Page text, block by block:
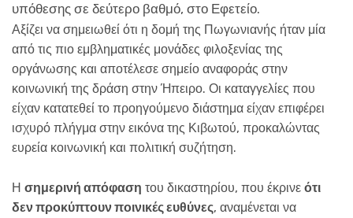
υπόθεσης σε δεύτερο βαθμό, στο Εφετείο.
Αξίζει να σημειωθεί ότι η δομή της Πωγωνιανής ήταν μία
από τις πιο εμβληματικές μονάδες φιλοξενίας της
οργάνωσης και αποτέλεσε σημείο αναφοράς στην
κοινωνική της δράση στην Ήπειρο. Οι καταγγελίες που
είχαν κατατεθεί το προηγούμενο διάστημα είχαν επιφέρει
ισχυρό πλήγμα στην εικόνα της Κιβωτού, προκαλώντας
ευρεία κοινωνική και πολιτική συζήτηση.
Η σημερινή απόφαση του δικαστηρίου, που έκρινε ότι
δεν προκύπτουν ποινικές ευθύνες, αναμένεται να